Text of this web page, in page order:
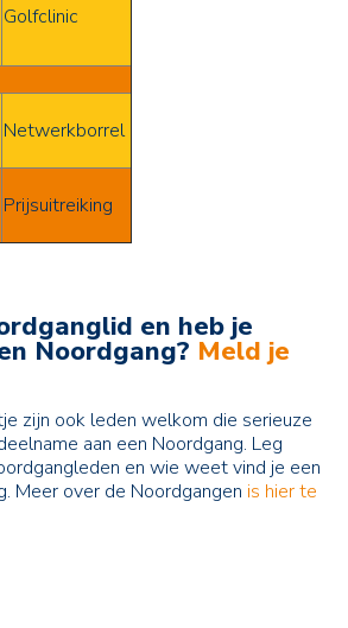
Golfclinic
Netwerkborrel
Prijsuitreiking
en heb je
Noordgang? Meld je
zijn ook leden welkom die serieuze
aan een Noordgang. Leg
en wie weet vind je een
Meer over de Noordgangen is hier te